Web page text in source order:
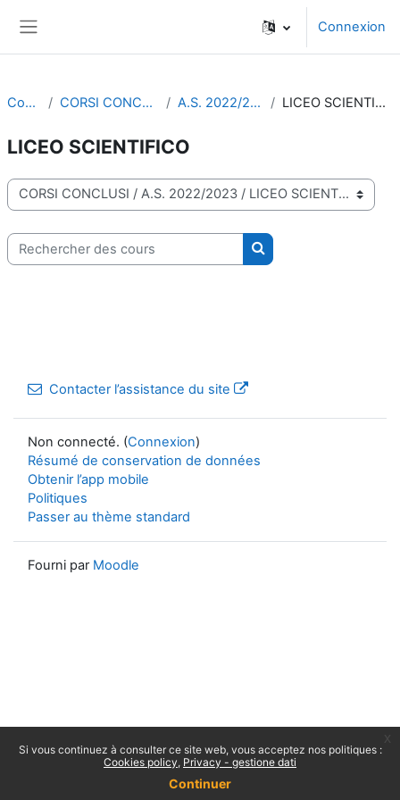
Connexion
Cours CORSI CONCLUSI A.S. 2022/2023 LICEO SCIENTIFICO
LICEO SCIENTIFICO
Catégories de cours
Rechercher des cours
Rechercher des cours
Contacter l’assistance du site
Non connecté. (Connexion)
Résumé de conservation de données
Obtenir l’app mobile
Politiques
Passer au thème standard
Fourni par Moodle
Si vous continuez à consulter ce site web, vous acceptez nos politiques :
Cookies policy Privacy - gestione dati
Continuer